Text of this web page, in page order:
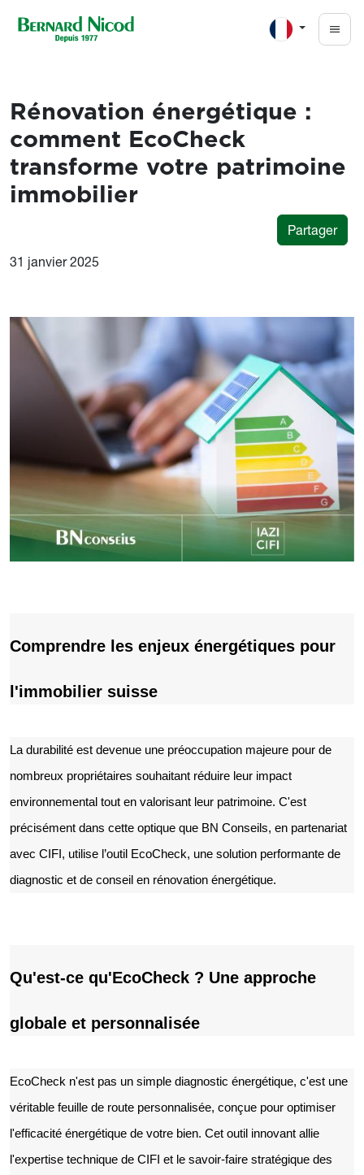
Rénovation énergétique :
comment EcoCheck
transforme votre patrimoine
immobilier
Partager
31 janvier 2025
Image
Image
Comprendre les enjeux énergétiques pour
l'immobilier suisse
La durabilité est devenue une préoccupation majeure pour de
nombreux propriétaires souhaitant réduire leur impact
environnemental tout en valorisant leur patrimoine. C'est
précisément dans cette optique que BN Conseils, en partenariat
avec CIFI, utilise l’outil EcoCheck, une solution performante de
diagnostic et de conseil en rénovation énergétique.
Qu'est-ce qu'EcoCheck ? Une approche
globale et personnalisée
EcoCheck n'est pas un simple diagnostic énergétique, c'est une
véritable feuille de route personnalisée, conçue pour optimiser
l'efficacité énergétique de votre bien. Cet outil innovant allie
l'expertise technique de CIFI et le savoir-faire stratégique des